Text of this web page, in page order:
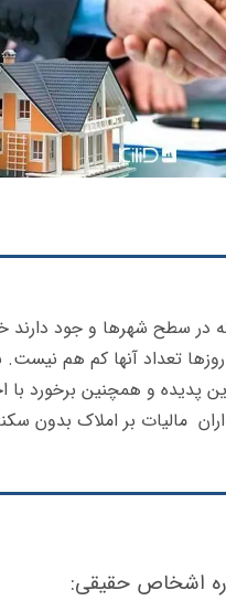
در سطح شهرها و جود دارند
تعداد آنها کم هم نیست.
پدیده و همچنین برخورد با
مالیات بر املاک بدون
اشخاص حقیقی: